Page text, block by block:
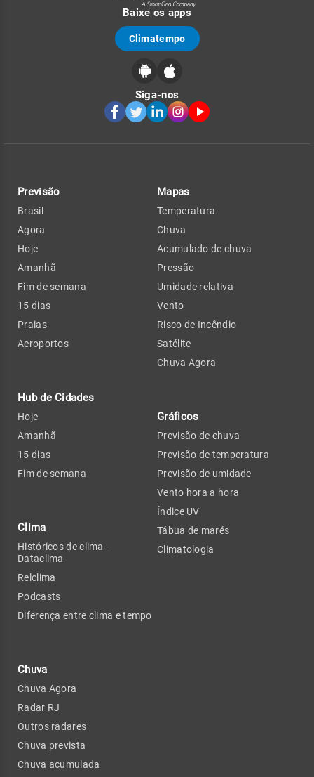
Baixe os apps
Climatempo
Siga-nos
Previsão
Brasil
Agora
Hoje
Amanhã
Fim de semana
15 dias
Praias
Aeroportos
Hub de Cidades
Hoje
Amanhã
15 dias
Fim de semana
Clima
Históricos de clima -
Dataclima
Relclima
Podcasts
Diferença entre clima e tempo
Chuva
Chuva Agora
Radar RJ
Outros radares
Chuva prevista
Chuva acumulada
Mapas
Temperatura
Chuva
Acumulado de chuva
Pressão
Umidade relativa
Vento
Risco de Incêndio
Satélite
Chuva Agora
Gráficos
Previsão de chuva
Previsão de temperatura
Previsão de umidade
Vento hora a hora
Índice UV
Tábua de marés
Climatologia